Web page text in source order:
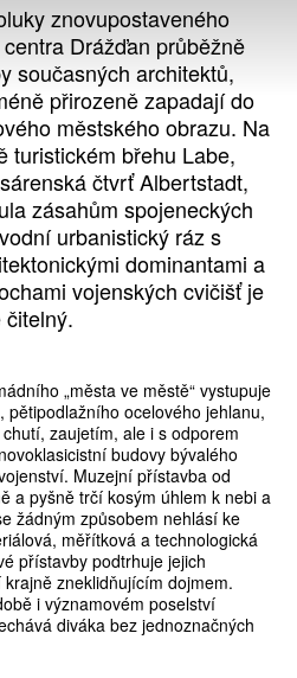
znovupostaveného
centra Drážďan průběžně
současných architektů,
přirozeně zapadají do
městského obrazu. Na
turistickém břehu Labe,
čtvrť Albertstadt,
zásahům spojeneckých
urbanistický ráz s
dominantami a
vojenských cvičišť je
„města ve městě“ vystupuje
ocelového jehlanu,
zaujetím, ale i s odporem
budovy bývalého
Muzejní přístavba od
a pyšně trčí kosým úhlem k nebi a
žádným způsobem nehlásí ke
měřítková a technologická
přístavby podtrhuje jejich
zneklidňujícím dojmem.
i významovém poselství
diváka bez jednoznačných